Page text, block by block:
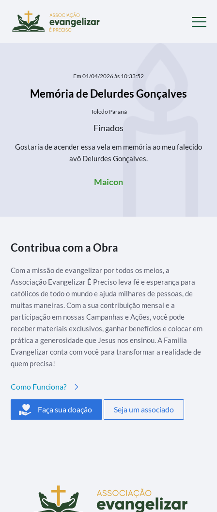
Em 01/04/2026 às 10:33:52
Memória de Delurdes Gonçalves
Toledo Paraná
Finados
Gostaria de acender essa vela em memória ao meu falecido
avô Delurdes Gonçalves.
Maicon
Contribua com a Obra
Com a missão de evangelizar por todos os meios, a
Associação Evangelizar É Preciso leva fé e esperança para
católicos de todo o mundo e ajuda milhares de pessoas, de
muitas maneiras. Com a sua contribuição mensal e a
participação em nossas Campanhas e Ações, você pode
receber materiais exclusivos, ganhar benefícios e colocar em
prática a generosidade que Jesus nos ensinou. A Família
Evangelizar conta com você para transformar a realidade de
quem precisa!
Como Funciona?
Faça sua doação Seja um associado